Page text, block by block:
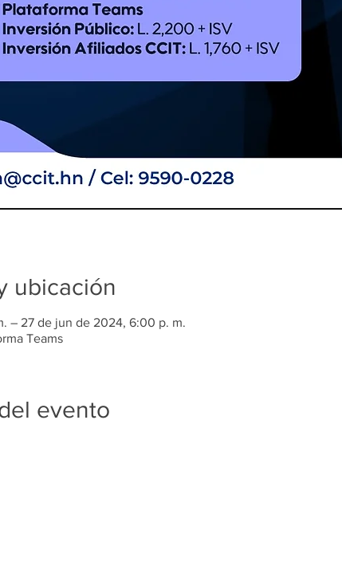
ubicación
– 27 de jun de 2024, 6:00 p. m.
Teams
evento